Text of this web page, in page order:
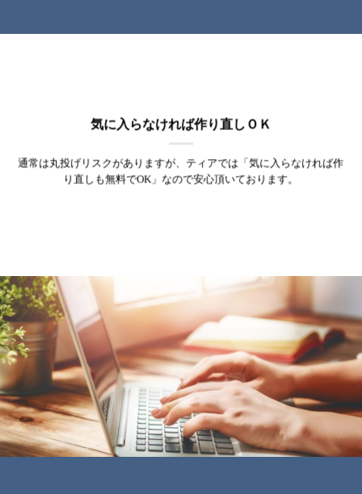
気に入らなければ作り直しＯＫ
通常は丸投げリスクがありますが、ティアでは「気に入らなければ作
り直しも無料でOK」なので安心頂いております。